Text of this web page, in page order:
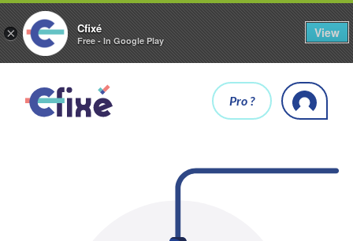
× Cfixé
Free - In Google Play
View
Pro ?